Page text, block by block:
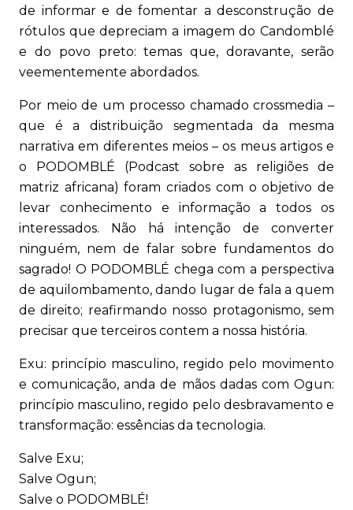
de informar e de fomentar a desconstrução de
rótulos que depreciam a imagem do Candomblé
e do povo preto: temas que, doravante, serão
veementemente abordados.
Por meio de um processo chamado crossmedia –
que é a distribuição segmentada da mesma
narrativa em diferentes meios – os meus artigos e
o PODOMBLÉ (Podcast sobre as religiões de
matriz africana) foram criados com o objetivo de
levar conhecimento e informação a todos os
interessados. Não há intenção de converter
ninguém, nem de falar sobre fundamentos do
sagrado! O PODOMBLÉ chega com a perspectiva
de aquilombamento, dando lugar de fala a quem
de direito; reafirmando nosso protagonismo, sem
precisar que terceiros contem a nossa história.
Exu: princípio masculino, regido pelo movimento
e comunicação, anda de mãos dadas com Ogun:
princípio masculino, regido pelo desbravamento e
transformação: essências da tecnologia.
Salve Exu;
Salve Ogun;
Salve o PODOMBLÉ!